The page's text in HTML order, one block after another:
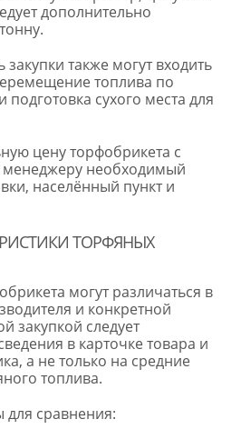
дополнительно
также могут входить
топлива по
сухого места для
цену торфобрикета с
менеджеру необходимый
населённый пункт и
ТОРФЯНЫХ
могут различаться в
и конкретной
закупкой следует
в карточке товара и
а не только на средние
топлива.
сравнения: